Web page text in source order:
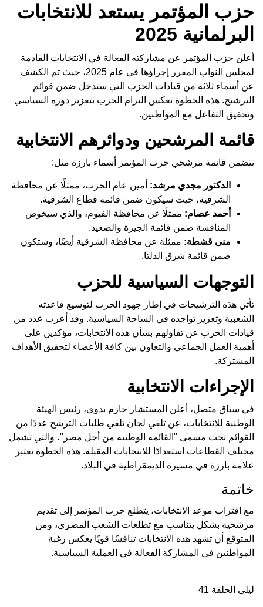
حزب المؤتمر يستعد للانتخابات
البرلمانية 2025
أعلن حزب المؤتمر عن مشاركته الفعالة في الانتخابات القادمة
لمجلس النواب المقرر إجراؤها في عام 2025، حيث تم الكشف
عن أسماء ثلاثة من قيادات الحزب التي ستدخل ضمن قوائم
الترشيح. هذه الخطوة تعكس التزام الحزب بتعزيز دوره السياسي
وتحقيق التفاعل مع المواطنين.
قائمة المرشحين ودوائرهم الانتخابية
تتضمن قائمة مرشحي حزب المؤتمر أسماء بارزة مثل:
الدكتور مجدي مرشد: أمين عام الحزب، ممثلًا عن محافظة
الشرقية، حيث سيكون ضمن قائمة قطاع الشرقية.
أحمد عصام: ممثلًا عن محافظة الفيوم، والذي سيخوض
المنافسة ضمن قائمة الجيزة والصعيد.
منى قشطة: ممثلة عن محافظة الشرقية أيضًا، وستكون
ضمن قائمة شرق الدلتا.
التوجهات السياسية للحزب
تأتي هذه الترشيحات في إطار جهود الحزب لتوسيع قاعدته
الشعبية وتعزيز تواجده في الساحة السياسية. وقد أعرب عدد من
قيادات الحزب عن تفاؤلهم بشأن هذه الانتخابات، مؤكدين على
أهمية العمل الجماعي والتعاون بين كافة الأعضاء لتحقيق الأهداف
المشتركة.
الإجراءات الانتخابية
في سياق متصل، أعلن المستشار حازم بدوي، رئيس الهيئة
الوطنية للانتخابات، عن تلقي لجان تلقي طلبات الترشح عددًا من
القوائم تحت مسمى "القائمة الوطنية من أجل مصر"، والتي تشمل
مختلف القطاعات استعدادًا للانتخابات المقبلة. هذه الخطوة تعتبر
علامة بارزة في مسيرة الديمقراطية في البلاد.
خاتمة
مع اقتراب موعد الانتخابات، يتطلع حزب المؤتمر إلى تقديم
مرشحيه بشكل يتناسب مع تطلعات الشعب المصري، ومن
المتوقع أن تشهد هذه الانتخابات تنافسًا قويًا يعكس رغبة
المواطنين في المشاركة الفعالة في العملية السياسية.
ليلى الحلقة 41